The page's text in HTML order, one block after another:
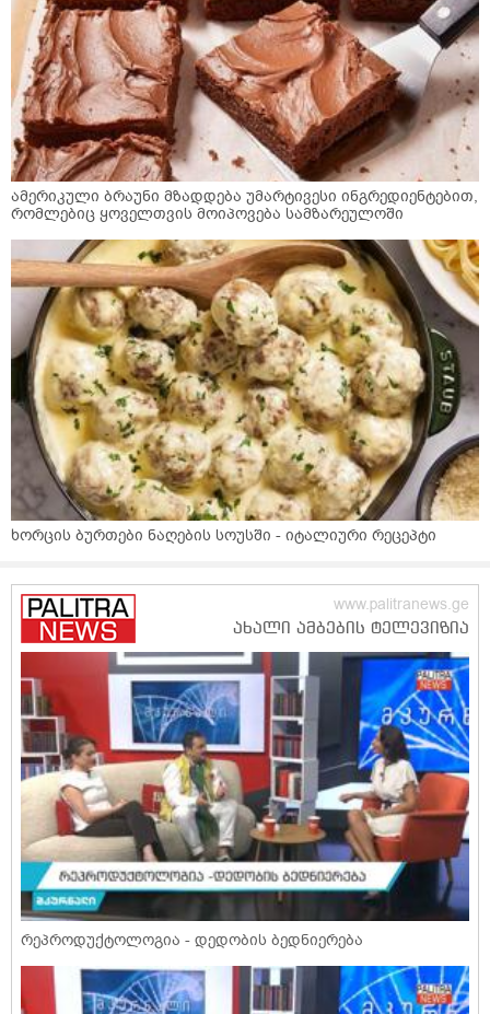
ამერიკული ბრაუნი მზადდება უმარტივესი ინგრედიენტებით,
რომლებიც ყოველთვის მოიპოვება სამზარეულოში
ხორცის ბურთები ნაღების სოუსში - იტალიური რეცეპტი
რეპროდუქტოლოგია - დედობის ბედნიერება